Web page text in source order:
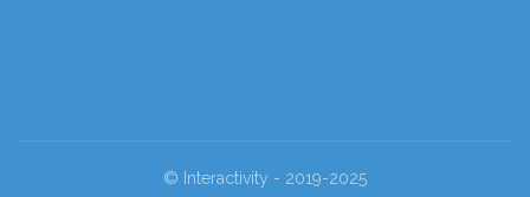
© Interactivity - 2019-2025